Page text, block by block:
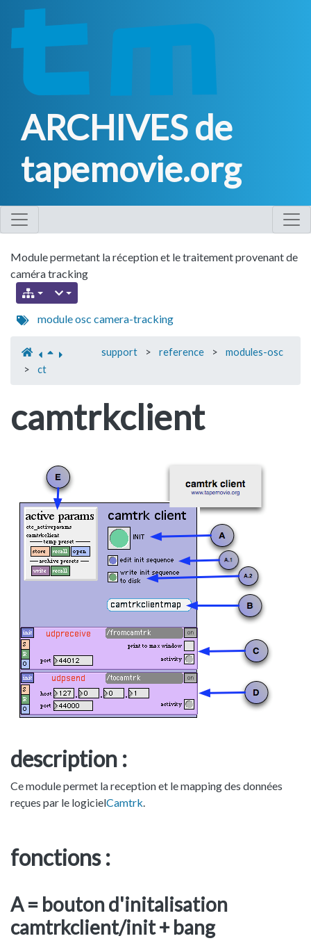
ARCHIVES de
tapemovie.org
Module permetant la réception et le traitement provenant de
caméra tracking
moduleosc camera-tracking
support > reference >
modules-osc
>
ct
camtrkclient
description :
Ce module permet la reception et le mapping des données
reçues par le logicielCamtrk.
fonctions :
A = bouton d'initalisation
camtrkclient/init + bang